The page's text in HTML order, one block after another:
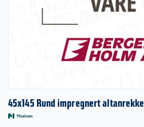
45x145 Rund impregnert altanrekke